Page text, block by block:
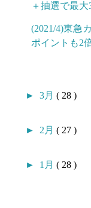
＋抽選で最
(2021/4)東急
ポイントも2
►3月( 28 )
► 2月( 27 )
► 1月( 28 )